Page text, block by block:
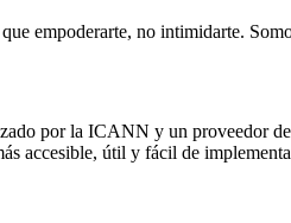
empoderarte, no intimidarte.
por la ICANN y un proveedor
accesible, útil y fácil de